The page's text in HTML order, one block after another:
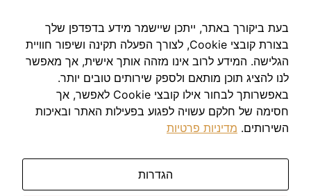
הרצליה
נתניה
מרכז
תל אביב
דרום
באר שבע
ירושלים
בעת ביקורך באתר, ייתכן שיישמר מידע בדפדפן שלך
בצורת קובצי Cookie, לצורך הפעלה תקינה ושיפור חוויית
הגלישה. המידע לרוב אינו מזהה אותך אישית, אך מאפשר
לנו להציג תוכן מותאם ולספק שירותים טובים יותר.
באפשרותך לבחור אילו קובצי Cookie לאפשר, אך
חסימה של חלקם עשויה לפגוע בפעילות האתר ובאיכות
השירותים. מדיניות פרטיות
הגדרות